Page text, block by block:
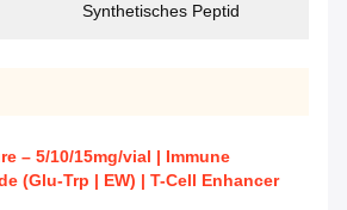
Synthetisches Peptid
– 5/10/15mg/vial | Immune
(Glu-Trp | EW) | T-Cell Enhancer